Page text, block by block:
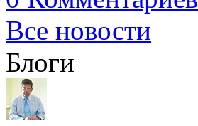
Все новости
Блоги